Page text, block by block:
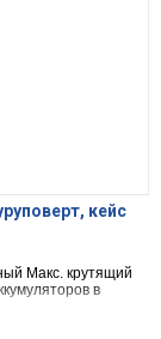
кейс
Макс. крутящий
в